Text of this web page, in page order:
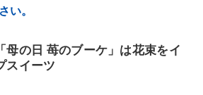
い。
母の日 苺のブーケ」は花束をイ
スイーツ